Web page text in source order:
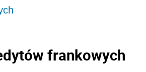
frankowych